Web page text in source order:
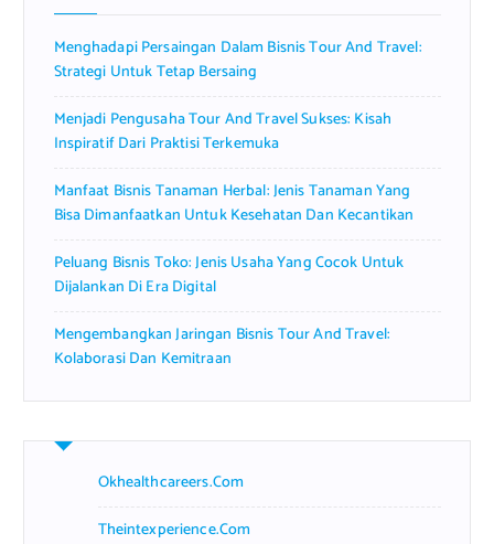
:Menghadapi Persaingan Dalam Bisnis Tour And Travel:
Strategi Untuk Tetap Bersaing
Menjadi Pengusaha Tour And Travel Sukses: Kisah
Inspiratif Dari Praktisi Terkemuka
Manfaat Bisnis Tanaman Herbal: Jenis Tanaman Yang
Bisa Dimanfaatkan Untuk Kesehatan Dan Kecantikan
Peluang Bisnis Toko: Jenis Usaha Yang Cocok Untuk
Dijalankan Di Era Digital
Mengembangkan Jaringan Bisnis Tour And Travel:
Kolaborasi Dan Kemitraan
Okhealthcareers.com
Theintexperience.com